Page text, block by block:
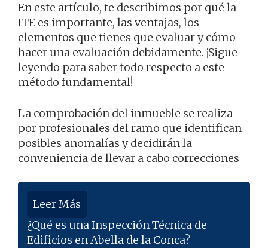
En este artículo, te describimos por qué la
ITE es importante, las ventajas, los
elementos que tienes que evaluar y cómo
hacer una evaluación debidamente. ¡Sigue
leyendo para saber todo respecto a este
método fundamental!
La comprobación del inmueble se realiza
por profesionales del ramo que identifican
posibles anomalías y decidirán la
conveniencia de llevar a cabo correcciones
Leer Más
¿Qué es una Inspección Técnica de
Edificios en Abella de la Conca?